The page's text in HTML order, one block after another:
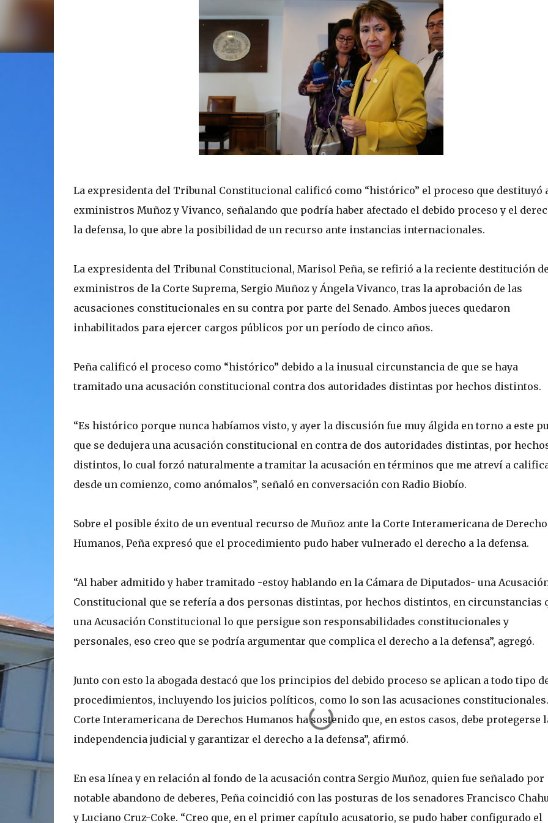
La expresidenta del Tribunal Constitucional calificó como “histórico” el proceso que destituyó
exministros Muñoz y Vivanco, señalando que podría haber afectado el debido proceso y el
la defensa, lo que abre la posibilidad de un recurso ante instancias internacionales.
La expresidenta del Tribunal Constitucional, Marisol Peña, se refirió a la reciente destitución
exministros de la Corte Suprema, Sergio Muñoz y Ángela Vivanco, tras la aprobación de las
acusaciones constitucionales en su contra por parte del Senado. Ambos jueces quedaron
inhabilitados para ejercer cargos públicos por un período de cinco años.
Peña calificó el proceso como “histórico” debido a la inusual circunstancia de que se haya
tramitado una acusación constitucional contra dos autoridades distintas por hechos distintos.
“Es histórico porque nunca habíamos visto, y ayer la discusión fue muy álgida en torno a este
que se dedujera una acusación constitucional en contra de dos autoridades distintas, por
distintos, lo cual forzó naturalmente a tramitar la acusación en términos que me atreví a
desde un comienzo, como anómalos”, señaló en conversación con Radio Biobío.
Sobre el posible éxito de un eventual recurso de Muñoz ante la Corte Interamericana de
Humanos, Peña expresó que el procedimiento pudo haber vulnerado el derecho a la defensa.
“Al haber admitido y haber tramitado -estoy hablando en la Cámara de Diputados- una
Constitucional que se refería a dos personas distintas, por hechos distintos, en circunstancias
una Acusación Constitucional lo que persigue son responsabilidades constitucionales y
personales, eso creo que se podría argumentar que complica el derecho a la defensa”, agregó.
Junto con esto la abogada destacó que los principios del debido proceso se aplican a todo tipo
procedimientos, incluyendo los juicios políticos, como lo son las acusaciones constitucionales.
Corte Interamericana de Derechos Humanos ha sostenido que, en estos casos, debe protegerse
independencia judicial y garantizar el derecho a la defensa”, afirmó.
En esa línea y en relación al fondo de la acusación contra Sergio Muñoz, quien fue señalado por
notable abandono de deberes, Peña coincidió con las posturas de los senadores Francisco
y Luciano Cruz-Coke. “Creo que, en el primer capítulo acusatorio, se pudo haber configurado el